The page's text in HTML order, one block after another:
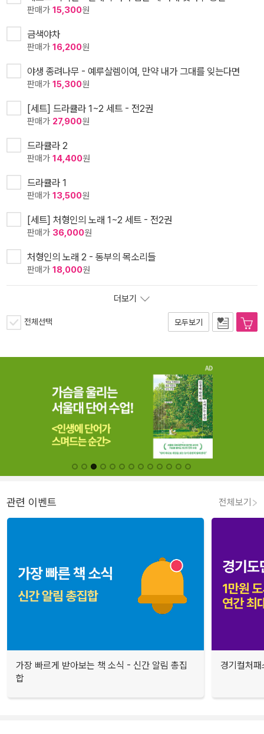
판매가 15,300원
금색야차
판매가 16,200원
야생 종려나무 - 예루살렘이여, 만약 내가 그대를 잊는다면
판매가 15,300원
[세트] 드라큘라 1~2 세트 - 전2권
판매가 27,900원
드라큘라 2
판매가 14,400원
드라큘라 1
판매가 13,500원
[세트] 처형인의 노래 1~2 세트 - 전2권
판매가 36,000원
처형인의 노래 2 - 동부의 목소리들
판매가 18,000원
더보기
전체선택 모두보기
관련 이벤트 전체보기
가장 빠르게 받아보는 책 소식 - 신간 알림 총집
합
경기컬처